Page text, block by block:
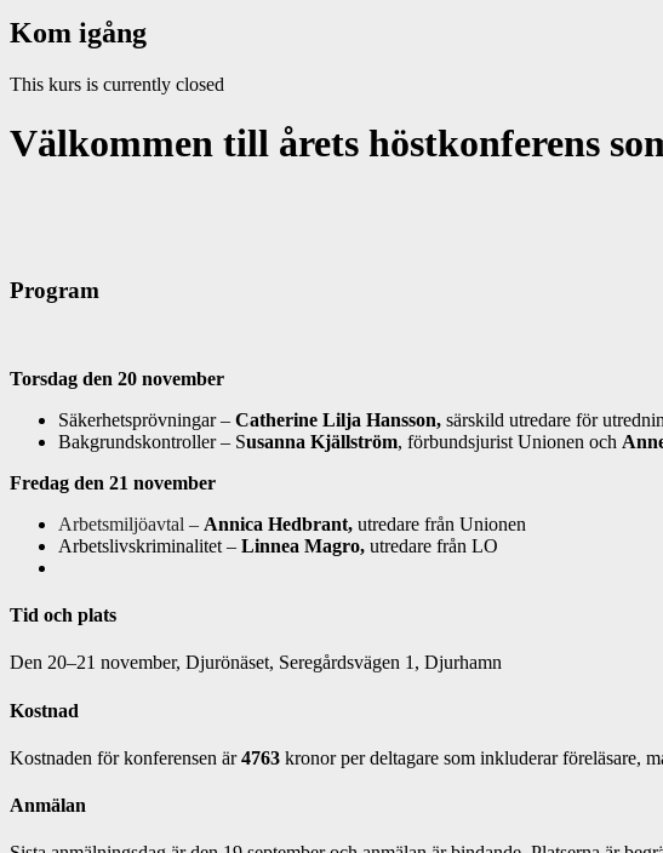
Kom igång
This kurs is currently closed
Välkommen till årets höstkonferens
Program
Torsdag den 20 november
Säkerhetsprövningar – Catherine Lilja Hansson, särskild utredare för
Bakgrundskontroller – Susanna Kjällström, förbundsjurist Unionen och
Fredag den 21 november
Arbetsmiljöavtal – Annica Hedbrant, utredare från Unionen
Arbetslivskriminalitet – Linnea Magro, utredare från LO
Tid och plats
Den 20–21 november, Djurönäset, Seregårdsvägen 1, Djurhamn
Kostnad
Kostnaden för konferensen är4763 kronor per deltagare som inkluderar föreläsare,
Anmälan